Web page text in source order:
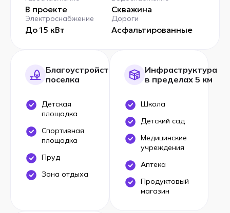
В проекте Скважина
Электроснабжение
До 15 кВт
Дороги
Асфальтированные
Благоустройство
поселка
Детская
площадка
Спортивная
площадка
Пруд
Зона отдыха
Инфраструктура
в пределах 5 км
Школа
Детский сад
Медицинские
учреждения
Аптека
Продуктовый
магазин